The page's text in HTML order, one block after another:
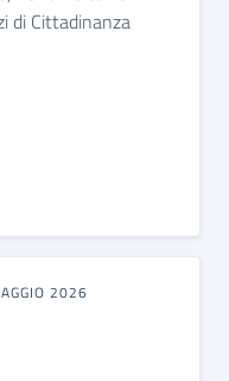
di Cittadinanza
2026